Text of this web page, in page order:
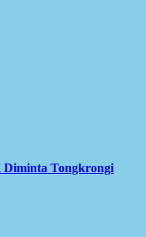
Diminta Tongkrongi